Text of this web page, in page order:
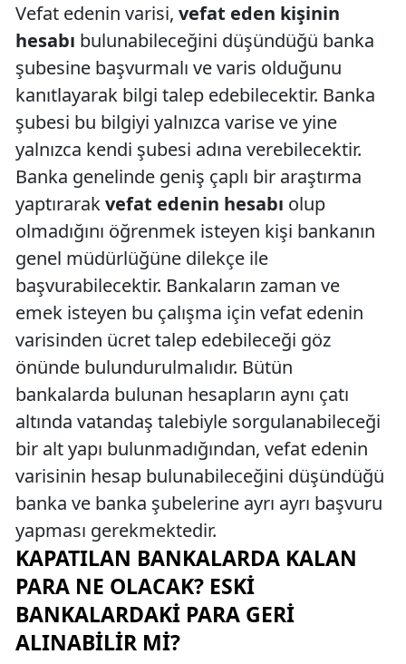
Vefat edenin varisi, vefat eden kişinin
hesabı bulunabileceğini düşündüğü banka
şubesine başvurmalı ve varis olduğunu
kanıtlayarak bilgi talep edebilecektir. Banka
şubesi bu bilgiyi yalnızca varise ve yine
yalnızca kendi şubesi adına verebilecektir.
Banka genelinde geniş çaplı bir araştırma
yaptırarakvefat edenin hesabı olup
olmadığını öğrenmek isteyen kişi bankanın
genel müdürlüğüne dilekçe ile
başvurabilecektir. Bankaların zaman ve
emek isteyen bu çalışma için vefat edenin
varisinden ücret talep edebileceği göz
önünde bulundurulmalıdır. Bütün
bankalarda bulunan hesapların aynı çatı
altında vatandaş talebiyle sorgulanabileceği
bir alt yapı bulunmadığından, vefat edenin
varisinin hesap bulunabileceğini düşündüğü
banka ve banka şubelerine ayrı ayrı başvuru
yapması gerekmektedir.
KAPATILAN BANKALARDA KALAN
PARA NE OLACAK? ESKI
BANKALARDAKI PARA GERI
ALINABILIR MI?